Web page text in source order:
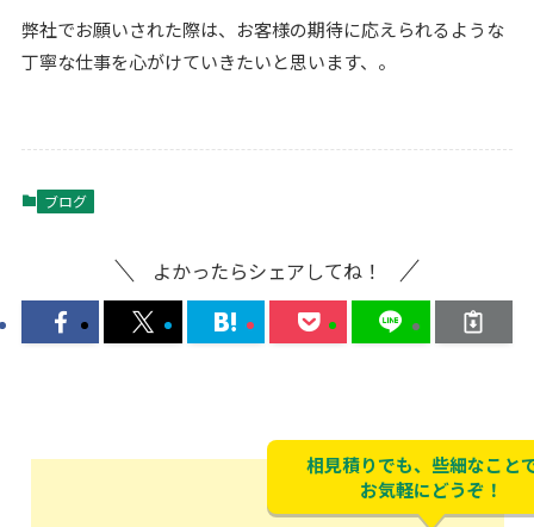
弊社でお願いされた際は、お客様の期待に応えられるような
丁寧な仕事を心がけていきたいと思います、。
ブログ
よかったらシェアしてね！
相見積りでも、些細なこと
お気軽にどうぞ！